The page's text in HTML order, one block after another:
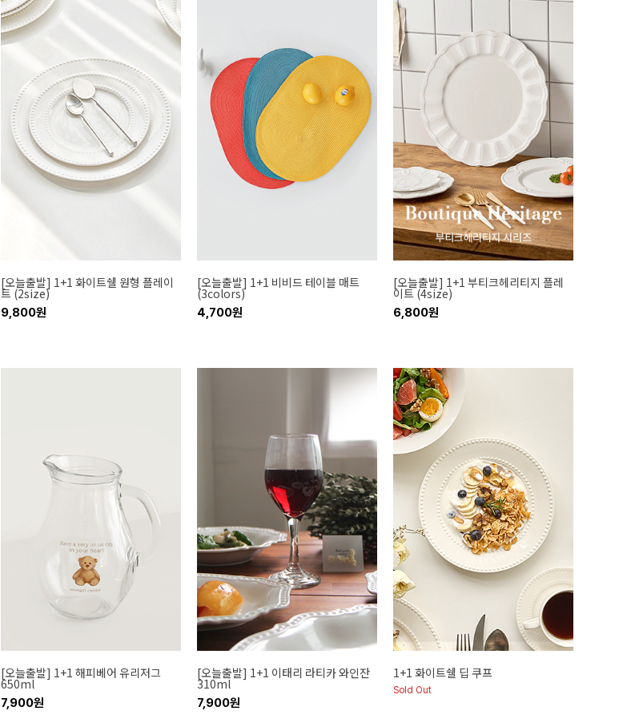
[오늘출발] 1+1 화이트쉘 원형 플레이
트 (2size)
9,800원
[오늘출발] 1+1 비비드 테이블 매트
(3colors)
4,700원
[오늘출발] 1+1 부티크헤리티지 플레
이트 (4size)
6,800원
[오늘출발] 1+1 해피베어 유리저그
650ml
7,900원
[오늘출발] 1+1 이태리 라티카 와인잔
310ml
7,900원
1+1 화이트쉘 딥 쿠프
Sold Out